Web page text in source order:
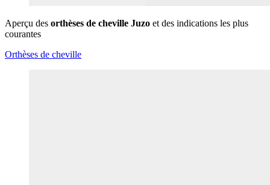
Aperçu des orthèses de cheville Juzo et des indications les plus
courantes
Orthèses de cheville